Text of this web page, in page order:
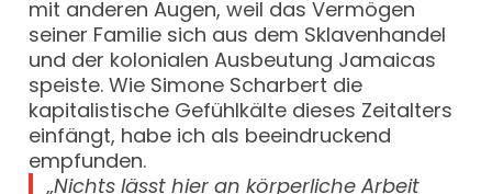
mit anderen Augen, weil das Vermögen
seiner Familie sich aus dem Sklavenhandel
und der kolonialen Ausbeutung Jamaicas
speiste. Wie Simone Scharbert die
kapitalistische Gefühlkälte dieses Zeitalters
einfängt, habe ich als beeindruckend
empfunden.
„Nichts lässt hier an körperliche Arbeit